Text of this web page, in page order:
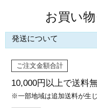
お買い
発送について
ご注文金額合計
10,000円以上で送料
※一部地域は追加送料が生じ